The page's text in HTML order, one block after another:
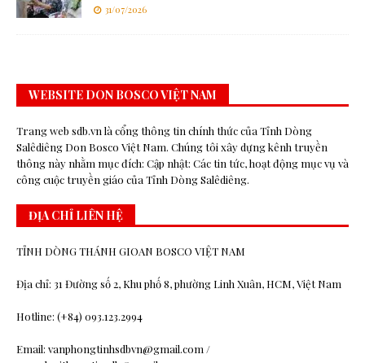
31/07/2026
WEBSITE DON BOSCO VIỆT NAM
Trang web sdb.vn là cổng thông tin chính thức của Tỉnh Dòng
Salêdiêng Don Bosco Việt Nam. Chúng tôi xây dựng kênh truyền
thông này nhằm mục đích: Cập nhật: Các tin tức, hoạt động mục vụ và
công cuộc truyền giáo của Tỉnh Dòng Salêdiêng.
ĐỊA CHỈ LIÊN HỆ
TỈNH DÒNG THÁNH GIOAN BOSCO VIỆT NAM
Địa chỉ: 31 Đường số 2, Khu phố 8, phường Linh Xuân, HCM, Việt Nam
Hotline: (+84) 093.123.2994
Email: vanphongtinhsdbvn@gmail.com /